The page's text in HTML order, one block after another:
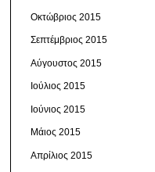
Οκτώβριος 2015
Σεπτέμβριος 2015
Αύγουστος 2015
Ιούλιος 2015
Ιούνιος 2015
Μάιος 2015
Απρίλιος 2015